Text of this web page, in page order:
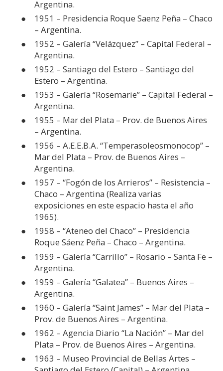
Argentina.
1951 – Presidencia Roque Saenz Peña – Chaco
– Argentina.
1952 – Galería “Velázquez” – Capital Federal –
Argentina.
1952 – Santiago del Estero – Santiago del
Estero – Argentina.
1953 – Galería “Rosemarie” – Capital Federal –
Argentina.
1955 – Mar del Plata – Prov. de Buenos Aires
– Argentina.
1956 – A.E.E.B.A. “Temperasoleosmonocop” –
Mar del Plata – Prov. de Buenos Aires –
Argentina.
1957 – “Fogón de los Arrieros” – Resistencia –
Chaco – Argentina (Realiza varias
exposiciones en este espacio hasta el año
1965).
1958 – “Ateneo del Chaco” – Presidencia
Roque Sáenz Peña – Chaco – Argentina.
1959 – Galería “Carrillo” – Rosario – Santa Fe –
Argentina.
1959 – Galería “Galatea” – Buenos Aires –
Argentina.
1960 – Galería “Saint James” – Mar del Plata –
Prov. de Buenos Aires – Argentina.
1962 – Agencia Diario “La Nación” – Mar del
Plata – Prov. de Buenos Aires – Argentina.
1963 – Museo Provincial de Bellas Artes –